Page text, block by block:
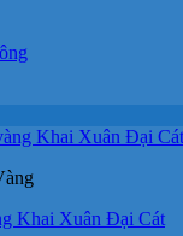
Khai Xuân Đại Cát